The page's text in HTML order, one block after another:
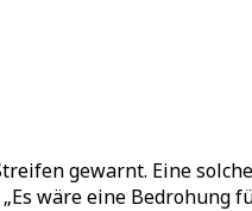
gewarnt. Eine solche
wäre eine Bedrohung